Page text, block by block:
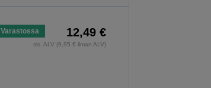
Varastossa 12,49 €
sis. ALV (9,95 € ilman ALV)